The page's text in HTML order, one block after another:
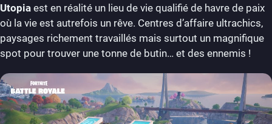
Utopia est en réalité un lieu de vie qualifié de havre de paix
où la vie est autrefois un rêve. Centres d’affaire ultrachics,
paysages richement travaillés mais surtout un magnifique
spot pour trouver une tonne de butin… et des ennemis !